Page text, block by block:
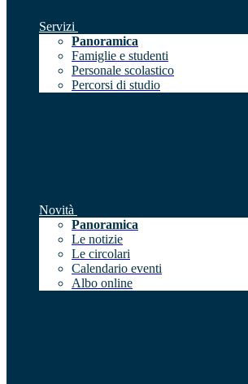
Servizi
Panoramica
Famiglie e studenti
Personale scolastico
Percorsi di studio
Novità
Panoramica
Le notizie
Le circolari
Calendario eventi
Albo online